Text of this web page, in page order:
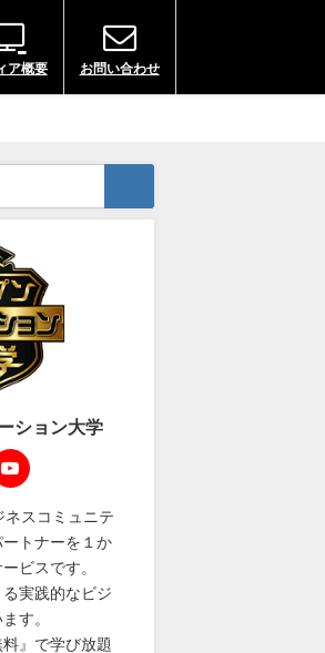
ア概要 お問い合わせ
ション大学
ネスコミュニテ
ートナーを１か
ビスです。
実践的なビジ
す。
』で学び放題